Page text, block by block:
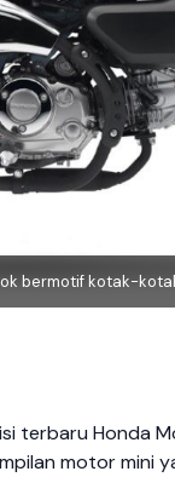
bermotif kotak-
terbaru Honda
motor mini